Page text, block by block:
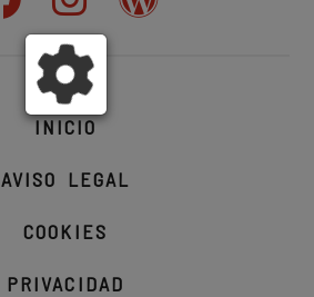
INICIO
AVISO LEGAL
COOKIES
PRIVACIDAD